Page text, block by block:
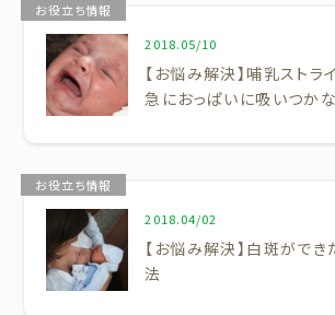
2018.05/10
【お悩み解決】哺乳ストラ
急におっぱいに吸いつかな
お役立ち情報
2018.04/02
【お悩み解決】白斑がで
法
お役立ち情報